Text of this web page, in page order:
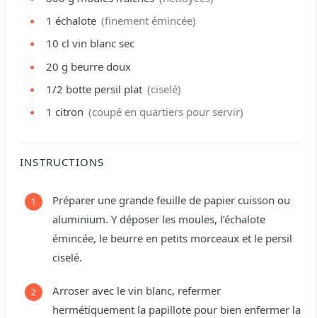
1 échalote (finement émincée)
10 cl vin blanc sec
20 g beurre doux
1/2 botte persil plat (ciselé)
1 citron (coupé en quartiers pour servir)
INSTRUCTIONS
Préparer une grande feuille de papier cuisson ou
aluminium. Y déposer les moules, l’échalote
émincée, le beurre en petits morceaux et le persil
ciselé.
Arroser avec le vin blanc, refermer
hermétiquement la papillote pour bien enfermer la